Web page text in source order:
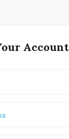
Account